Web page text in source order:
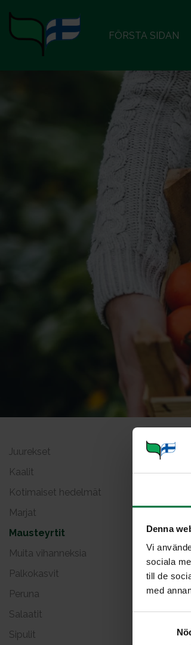
Denna
Vi
sociala
till de
med
FÖRSTA SIDAN
Juurekset
Kaalit
Kotimaiset hedelmät
Marjat
Mausteyrtit
Muita vihanneksia
Palkokasvit
Peruna
Salaatit
Sipulit